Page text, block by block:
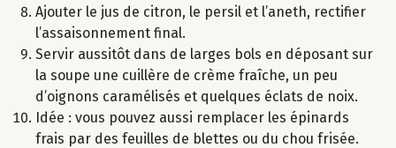
Ajouter le jus de citron, le persil et l’aneth, rectifier
l’assaisonnement final.
Servir aussitôt dans de larges bols en déposant sur
la soupe une cuillère de crème fraîche, un peu
d’oignons caramélisés et quelques éclats de noix.
Idée : vous pouvez aussi remplacer les épinards
frais par des feuilles de blettes ou du chou frisée.